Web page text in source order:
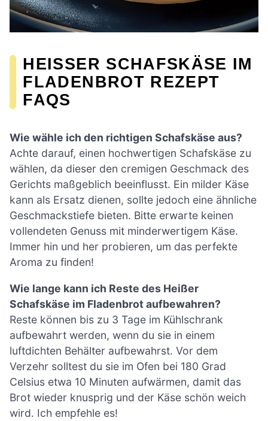
HEISSER SCHAFSKÄSE IM F
LADENBROT REZEPT F
AQS
Wie wähle ich den richtigen Schafskäse aus?
Achte darauf, einen hochwertigen Schafskäse zu
wählen, da dieser den cremigen Geschmack des
Gerichts maßgeblich beeinflusst. Ein milder Käse
kann als Ersatz dienen, sollte jedoch eine ähnliche
Geschmackstiefe bieten. Bitte erwarte keinen
vollendeten Genuss mit minderwertigem Käse.
Immer hin und her probieren, um das perfekte
Aroma zu finden!
Wie lange kann ich Reste des Heißer
Schafskäse im Fladenbrot aufbewahren?
Reste können bis zu 3 Tage im Kühlschrank
aufbewahrt werden, wenn du sie in einem
luftdichten Behälter aufbewahrst. Vor dem
Verzehr solltest du sie im Ofen bei 180 Grad
Celsius etwa 10 Minuten aufwärmen, damit das
Brot wieder knusprig und der Käse schön weich
wird. Ich empfehle es!